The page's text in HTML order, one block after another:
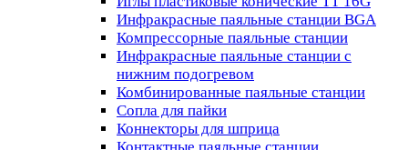
Инфракрасные паяльные станции BGA
Компрессорные паяльные станции
Инфракрасные паяльные станции с
нижним подогревом
Комбинированные паяльные станции
Сопла для пайки
Коннекторы для шприца
Контактные паяльные станции